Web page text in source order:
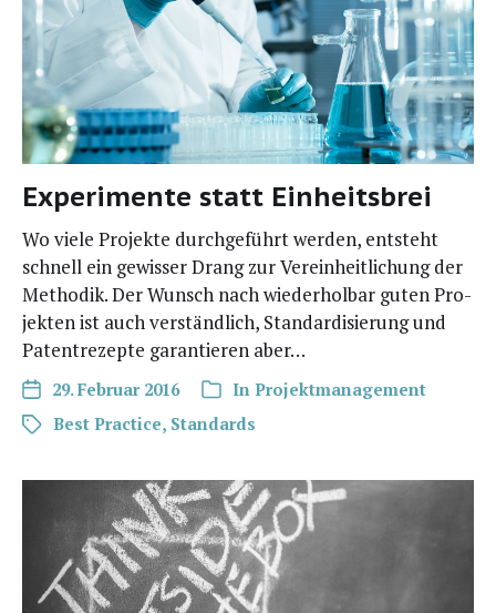
Experimente statt Einheitsbrei
Wo vie­le Pro­jek­te durch­ge­führt wer­den, ent­steht
schnell ein gewis­ser Drang zur Ver­ein­heit­li­chung der
Metho­dik. Der Wunsch nach wie­der­hol­bar guten Pro­
jek­ten ist auch ver­ständ­lich, Stan­dar­di­sie­rung und
Patent­re­zep­te garan­tie­ren aber…
29. Februar 2016 In Projektmanagement
Best Practice, Standards